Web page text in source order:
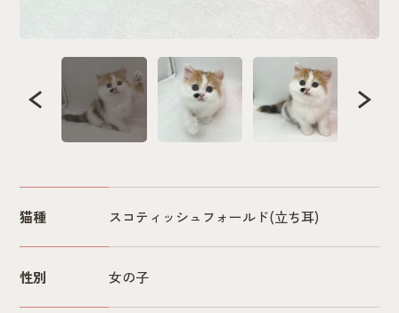
猫種 スコティッシュフォールド(立ち耳)
性別 女の子